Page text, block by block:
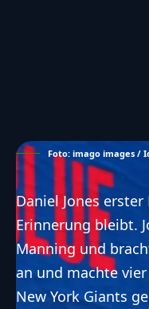
Foto: imago images /
Daniel Jones
Erinnerung bleibt.
Manning und
an und machte
New York Giants